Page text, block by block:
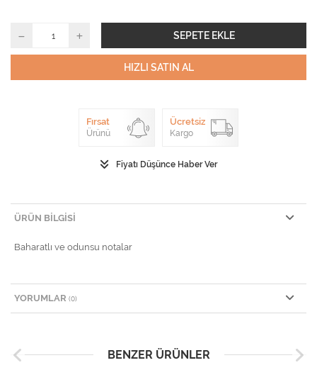
SEPETE EKLE
HIZLI SATIN AL
Fırsat
Ürünü
Ücretsiz
Kargo
Fiyatı Düşünce Haber Ver
ÜRÜN BILGISI
Baharatlı ve odunsu notalar
YORUMLAR (0)
BENZER ÜRÜNLER